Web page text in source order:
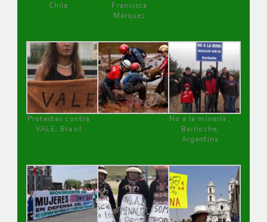
Chile
Francisca
Márquez
Protestas contra
VALE, Brasil
No a la minería ,
Bariloche,
Argentina